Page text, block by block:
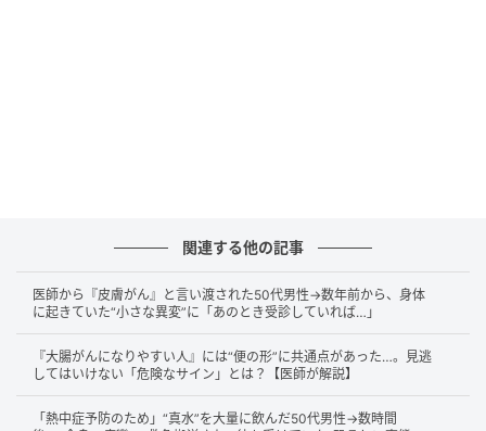
過剰な消化液分泌とアルコールの罠：
るためにすい臓がフル稼働し、多量のすい液が分泌さ
れます。さらに、アルコールによる発症機序は医学的
にはっきり解明されているわけではありませんが、大
量の飲酒が重なることで急性すい炎の発症リスクが跳
ね上がります。
関連する他の記事
医師から『皮膚がん』と言い渡された50代男性→数年前から、身体
に起きていた“小さな異変”に「あのとき受診していれば…」
『大腸がんになりやすい人』には“便の形”に共通点があった…。見逃
してはいけない「危険なサイン」とは？【医師が解説】
「熱中症予防のため」“真水”を大量に飲んだ50代男性→数時間